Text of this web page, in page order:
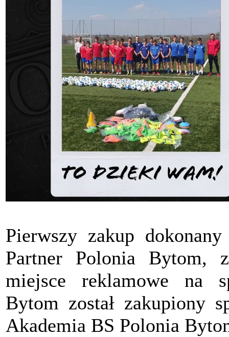
Pierwszy zakup
Partner Polonia Bytom,
miejsce reklamowe na
Bytom został zakupiony
Akademia BS Polonia